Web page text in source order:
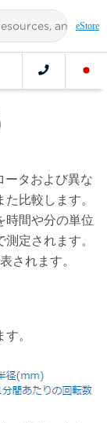
eStore
ータおよび異な
比較します。
時間や分の単位
定されます。
されます。
。